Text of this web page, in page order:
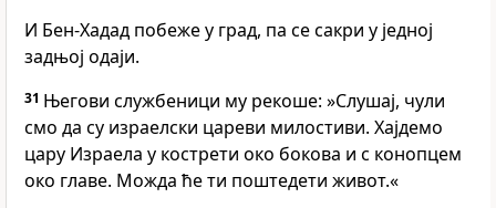
И Бен-Хадад побеже у град, па се сакри у једној
задњој одаји.
31 Његови службеници му рекоше: »Слушај, чули
смо да су израелски цареви милостиви. Хајдемо
цару Израела у кострети око бокова и с конопцем
око главе. Можда ће ти поштедети живот.«